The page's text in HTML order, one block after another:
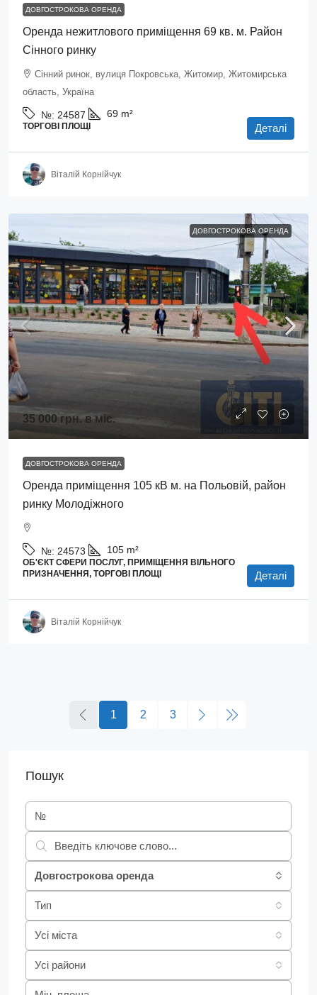
ДОВГОСТРОКОВА ОРЕНДА
Оренда нежитлового приміщення 69 кв. м. Район
Сінного ринку
Сінний ринок, вулиця Покровська, Житомир, Житомирська
область, Україна
№: 24587 69 m²
ТОРГОВІ ПЛОЩІ Деталі
Віталій Корнійчук
ДОВГОСТРОКОВА ОРЕНДА
35 000 грн.в міс.
ДОВГОСТРОКОВА ОРЕНДА
Оренда приміщення 105 кВ м. на Польовій, район
ринку Молодіжного
№: 24573 105 m²
ОБ'ЄКТ СФЕРИ ПОСЛУГ, ПРИМІЩЕННЯ ВІЛЬНОГО
ПРИЗНАЧЕННЯ, ТОРГОВІ ПЛОЩІ
Деталі
Віталій Корнійчук
1 2 3
Пошук
Довгострокова оренда
Тип
Усі міста
Усі райони